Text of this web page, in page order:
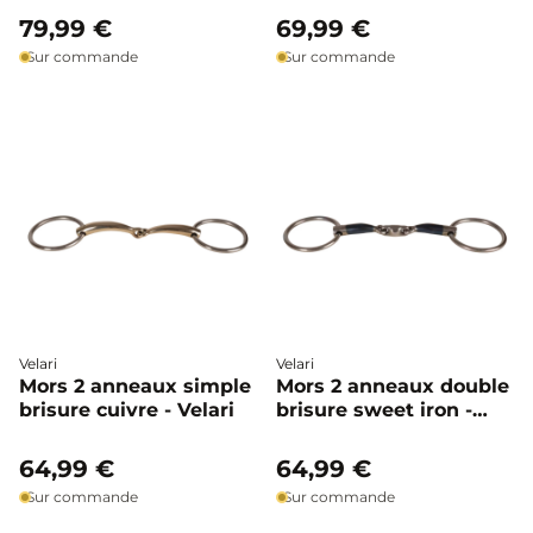
79,99 €
Sur commande
69,99 €
Sur commande
Velari
Mors 2 anneaux simple
brisure cuivre - Velari
64,99 €
Sur commande
Velari
Mors 2 anneaux double
brisure sweet iron -
64,99 €
Sur commande